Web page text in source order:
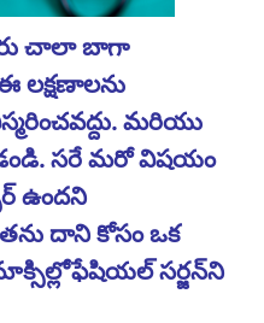
చాలా బాగా
లక్షణాలను
మరియు
సరే మరో విషయం
ఉందని
దాని కోసం ఒక
సర్జన్‌ని